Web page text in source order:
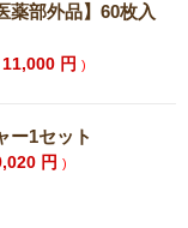
薬部外品】60枚入
11,000 円)
ー1セット
円)